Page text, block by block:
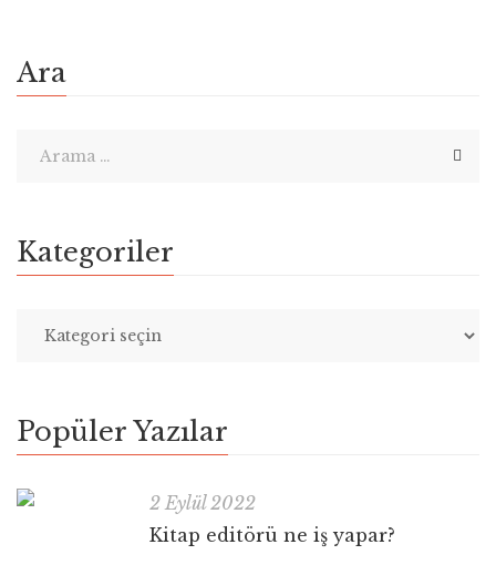
Ara
Kategoriler
Popüler Yazılar
2 Eylül 2022
Kitap editörü ne iş yapar?